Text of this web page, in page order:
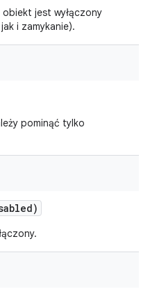
obiekt jest wyłączony
i zamykanie).
pominąć tylko